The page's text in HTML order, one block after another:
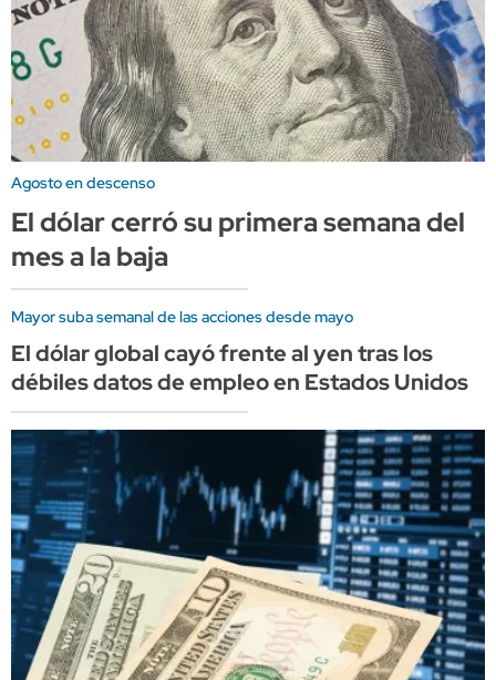
Agosto en descenso
El dólar cerró su primera semana del
mes a la baja
Mayor suba semanal de las acciones desde mayo
El dólar global cayó frente al yen tras los
débiles datos de empleo en Estados Unidos